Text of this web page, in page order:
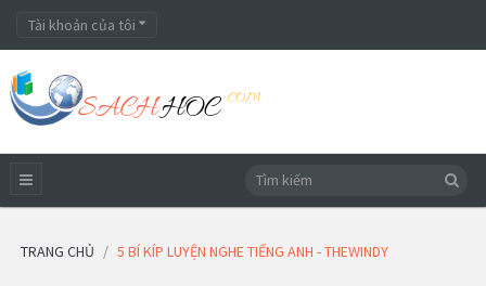
Tài khoản của tôi
TRANG CHỦ 5 BÍ KÍP LUYỆN NGHE TIẾNG ANH - THEWINDY